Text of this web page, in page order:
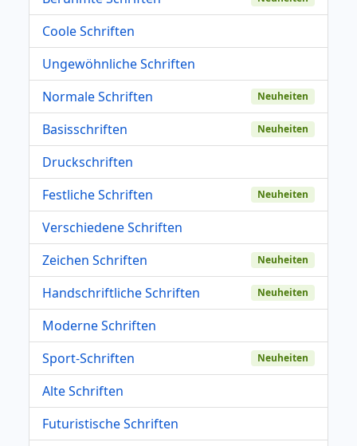
Coole Schriften
Ungewöhnliche Schriften
Normale Schriften
Neuheiten
Basisschriften Neuheiten
Druckschriften
Festliche Schriften
Neuheiten
Verschiedene Schriften
Zeichen Schriften
Neuheiten
Handschriftliche Schriften Neuheiten
Moderne Schriften
Sport-Schriften
Neuheiten
Alte Schriften
Futuristische Schriften